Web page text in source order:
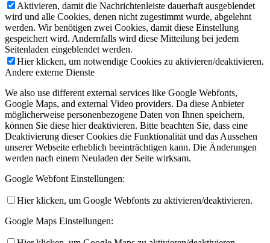
Aktivieren, damit die Nachrichtenleiste dauerhaft ausgeblendet
wird und alle Cookies, denen nicht zugestimmt wurde, abgelehnt
werden. Wir benötigen zwei Cookies, damit diese Einstellung
gespeichert wird. Andernfalls wird diese Mitteilung bei jedem
Seitenladen eingeblendet werden.
Hier klicken, um notwendige Cookies zu aktivieren/deaktivieren.
Andere externe Dienste
We also use different external services like Google Webfonts,
Google Maps, and external Video providers. Da diese Anbieter
möglicherweise personenbezogene Daten von Ihnen speichern,
können Sie diese hier deaktivieren. Bitte beachten Sie, dass eine
Deaktivierung dieser Cookies die Funktionalität und das Aussehen
unserer Webseite erheblich beeinträchtigen kann. Die Änderungen
werden nach einem Neuladen der Seite wirksam.
Google Webfont Einstellungen:
Hier klicken, um Google Webfonts zu aktivieren/deaktivieren.
Google Maps Einstellungen: